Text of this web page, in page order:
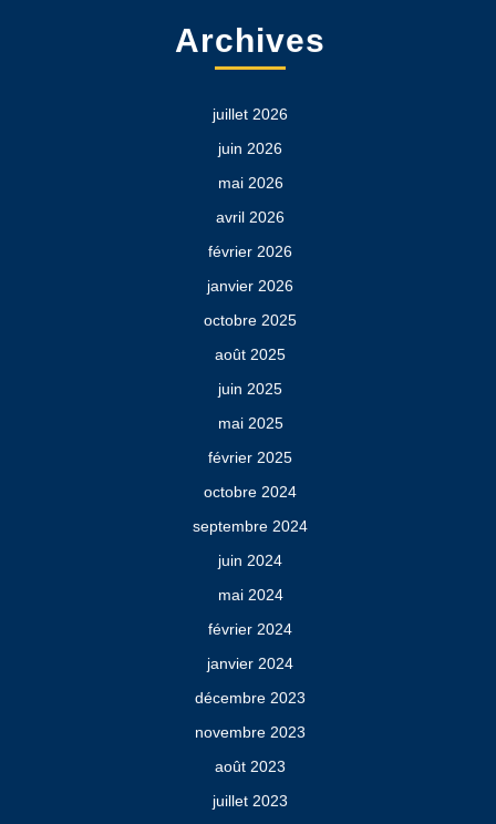
Archives
juillet 2026
juin 2026
mai 2026
avril 2026
février 2026
janvier 2026
octobre 2025
août 2025
juin 2025
mai 2025
février 2025
octobre 2024
septembre 2024
juin 2024
mai 2024
février 2024
janvier 2024
décembre 2023
novembre 2023
août 2023
juillet 2023